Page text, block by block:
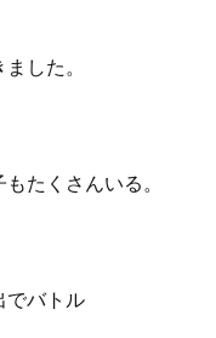
した。
たくさんいる。
でバトル